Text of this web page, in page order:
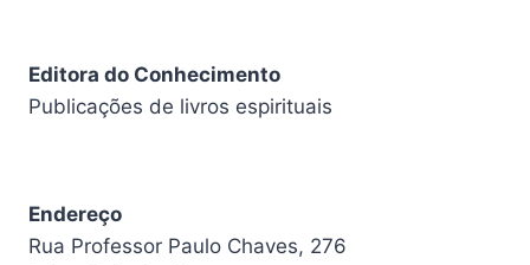
Editora do Conhecimento
Publicações de livros espirituais
Endereço
Rua Professor Paulo Chaves, 276